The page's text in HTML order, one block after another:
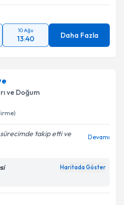
10 Ağu
13:40 Daha Fazla
ve Doğum
takip etti ve
Devamı
Haritada Göster